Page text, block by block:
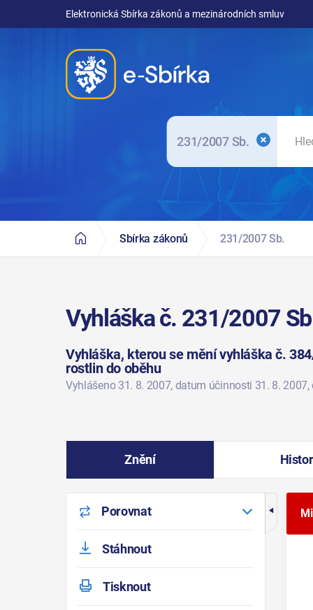
Elektronická Sbírka zákonů a mezinárodních smluv
231/2007 Sb.
Sbírka zákonů 231/2007 Sb.
Vyhláška č. 231/2007
Vyhláška, kterou se mění vyhláška č.
rostlin do oběhu
Vyhlášeno 31. 8. 2007, datum účinnosti 31. 8. 2007
Znění
Porovnat
Stáhnout
Tisknout